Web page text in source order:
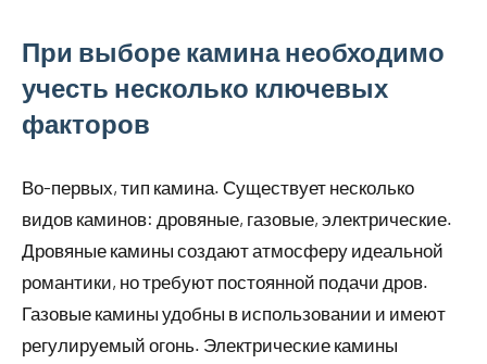
При выборе камина необходимо
учесть несколько ключевых
факторов
Во-первых, тип камина. Существует несколько
видов каминов: дровяные, газовые, электрические.
Дровяные камины создают атмосферу идеальной
романтики, но требуют постоянной подачи дров.
Газовые камины удобны в использовании и имеют
регулируемый огонь. Электрические камины